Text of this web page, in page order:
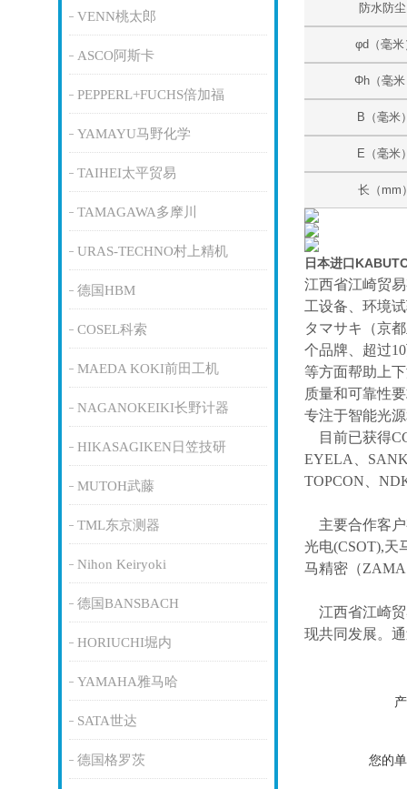
VENN桃太郎
ASCO阿斯卡
PEPPERL+FUCHS倍加福
YAMAYU马野化学
TAIHEI太平贸易
TAMAGAWA多摩川
URAS-TECHNO村上精机
德国HBM
COSEL科索
MAEDA KOKI前田工机
NAGANOKEIKI长野计器
HIKASAGIKEN日笠技研
MUTOH武藤
TML东京测器
Nihon Keiryoki
德国BANSBACH
HORIUCHI堀内
YAMAHA雅马哈
SATA世达
德国格罗茨
防水防尘
φd（毫米
Φh（毫
B（毫米
E（毫米
长（mm
日本进口
江西省江崎贸
工设备、环境
タマサキ（京
个品牌、超过
等方面帮助上
质量和可靠性
专注于智能光
目前已获得
EYELA、
TOPCON、
主要合作客
光电(CSOT),天
马精密（
江西省江崎
现共同发展。
您的